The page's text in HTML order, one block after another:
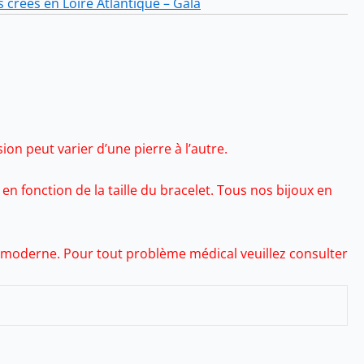
peut varier d’une pierre à l’autre.
fonction de la taille du bracelet. Tous nos bijoux en
Pour tout problème médical veuillez consulter